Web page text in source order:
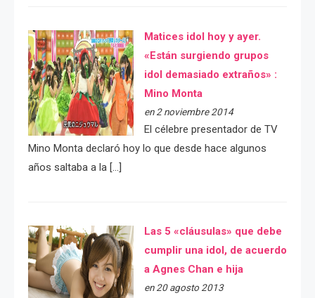
Matices idol hoy y ayer.
«Están surgiendo grupos
idol demasiado extraños» :
Mino Monta
en 2 noviembre 2014
El célebre presentador de TV
Mino Monta declaró hoy lo que desde hace algunos
años saltaba a la […]
Las 5 «cláusulas» que debe
cumplir una idol, de acuerdo
a Agnes Chan e hija
en 20 agosto 2013